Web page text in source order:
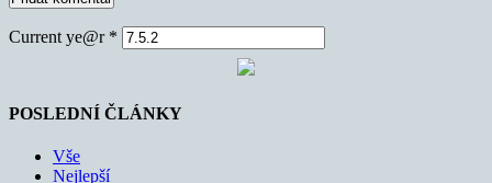
Current ye@r *
POSLEDNÍ ČLÁNKY
Vše
Nejlepší